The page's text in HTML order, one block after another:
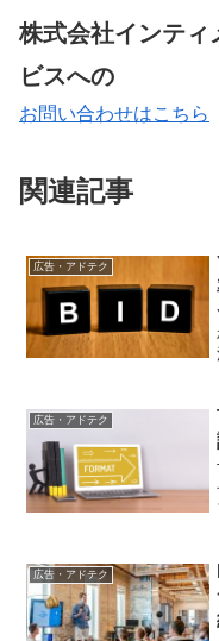
株式会社インティ
ビスへの
お問い合わせはこちら
関連記事
広告・アドテク
広告・アドテク
広告・アドテク